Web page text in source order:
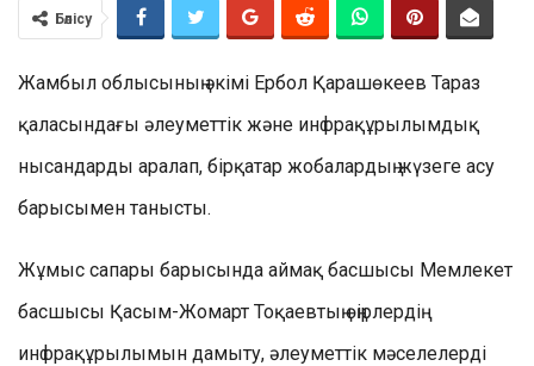
Бөлісу
Жамбыл облысының әкімі Ербол Қарашөкеев Тараз
қаласындағы әлеуметтік және инфрақұрылымдық
нысандарды аралап, бірқатар жобалардың жүзеге асу
барысымен танысты.
Жұмыс сапары барысында аймақ басшысы Мемлекет
басшысы Қасым-Жомарт Тоқаевтың өңірлердің
инфрақұрылымын дамыту, әлеуметтік мәселелерді